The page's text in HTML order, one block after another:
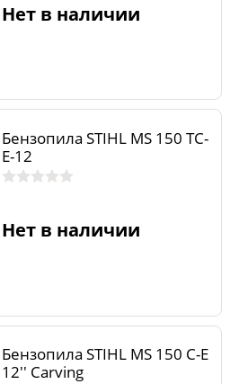
Нет в наличии
Бензопила STIHL MS 150 TC-
E-12
Нет в наличии
Бензопила STIHL MS 150 С-Е
12'' Carving